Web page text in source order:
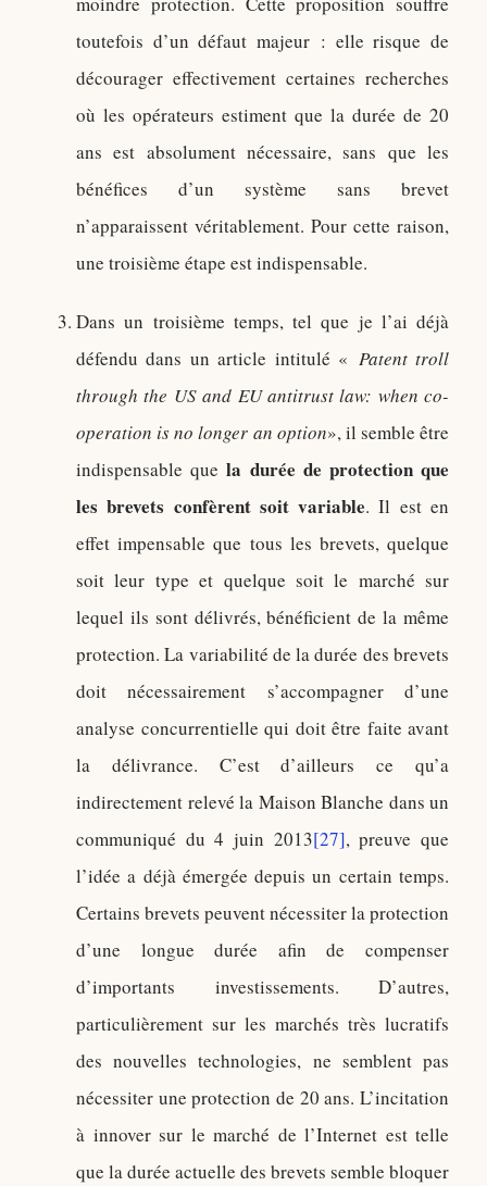
toutefois d’un défaut majeur : elle risque de
décourager effectivement certaines recherches
où les opérateurs estiment que la durée de 20
ans est absolument nécessaire, sans que les
bénéfices d’un système sans brevet
n’apparaissent véritablement. Pour cette raison,
une troisième étape est indispensable.
Dans un troisième temps, tel que je l’ai déjà
défendu dans un article intitulé « Patent troll
through the US and EU antitrust law: when co-
operation is no longer an option», il semble être
indispensable quela durée de protection que
les brevets confèrent soit variable. Il est en
effet impensable que tous les brevets, quelque
soit leur type et quelque soit le marché sur
lequel ils sont délivrés, bénéficient de la même
protection. La variabilité de la durée des brevets
doit nécessairement s’accompagner d’une
analyse concurrentielle qui doit être faite avant
la délivrance. C’est d’ailleurs ce qu’a
indirectement relevé la Maison Blanche dans un
communiqué du 4 juin 2013[27], preuve que
l’idée a déjà émergée depuis un certain temps.
Certains brevets peuvent nécessiter la protection
d’une longue durée afin de compenser
d’importants investissements. D’autres,
particulièrement sur les marchés très lucratifs
des nouvelles technologies, ne semblent pas
nécessiter une protection de 20 ans. L’incitation
à innover sur le marché de l’Internet est telle
que la durée actuelle des brevets semble bloquer